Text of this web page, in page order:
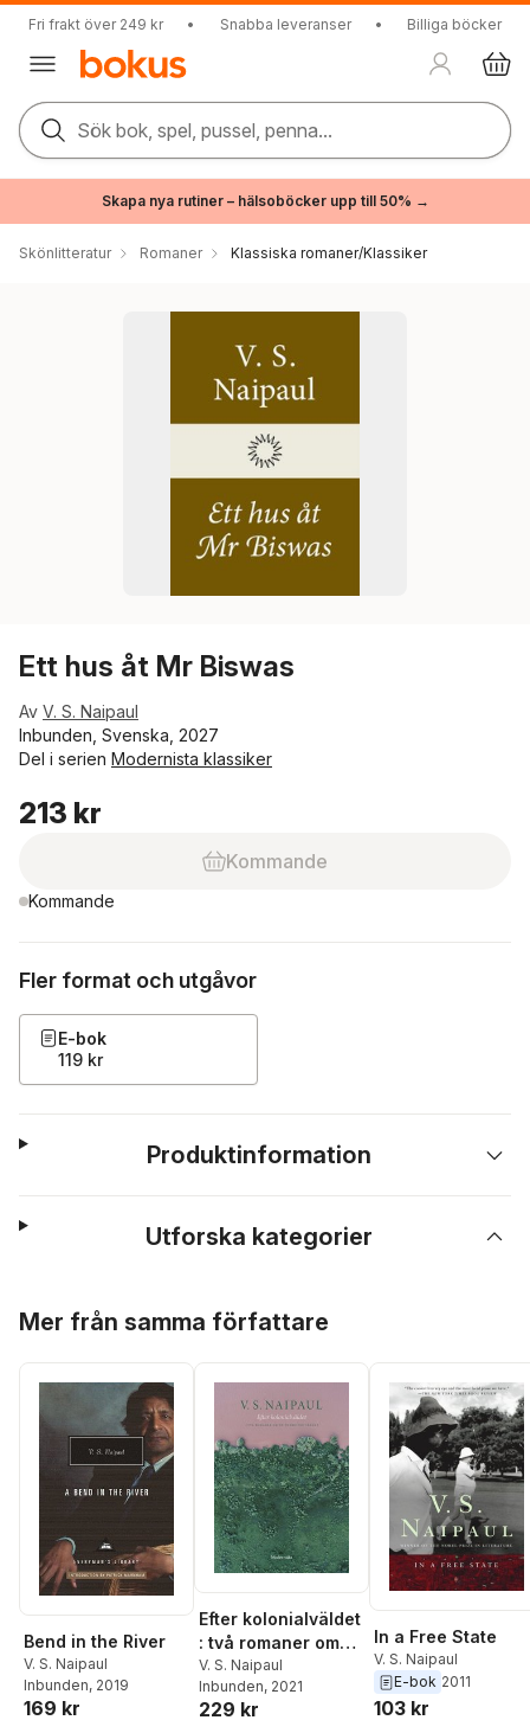
Fri frakt över 249 kr • Snabba leveranser • Billiga böcker
Sök bok, spel, pussel, penna...
Skapa nya rutiner – hälsoböcker upp till 50% →
Skönlitteratur Romaner Klassiska romaner/Klassiker
Ett hus åt Mr Biswas
Av V. S. Naipaul
Inbunden, Svenska, 2027
Del i serien Modernista klassiker
213 kr
Kommande
Kommande
Fler format och utgåvor
E-bok
119 kr
Produktinformation
Utforska kategorier
Mer från samma författare
Bend in the River
V. S. Naipaul
Inbunden, 2019
169 kr
Efter kolonialväldet
: två romaner om
en övergiven värld
V. S. Naipaul
Inbunden, 2021
229 kr
In a Free State
V. S. Naipaul
E-bok 2011
103 kr